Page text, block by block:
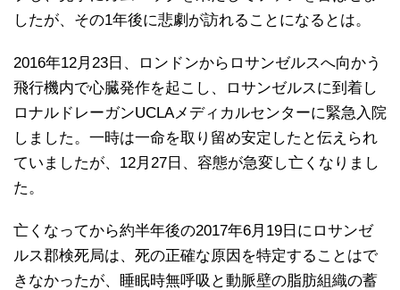
したが、その1年後に悲劇が訪れることになるとは。
2016年12月23日、ロンドンからロサンゼルスへ向かう
飛行機内で心臓発作を起こし、ロサンゼルスに到着し
ロナルドレーガンUCLAメディカルセンターに緊急入院
しました。一時は一命を取り留め安定したと伝えられ
ていましたが、12月27日、容態が急変し亡くなりまし
た。
亡くなってから約半年後の2017年6月19日にロサンゼ
ルス郡検死局は、死の正確な原因を特定することはで
きなかったが、睡眠時無呼吸と動脈壁の脂肪組織の蓄